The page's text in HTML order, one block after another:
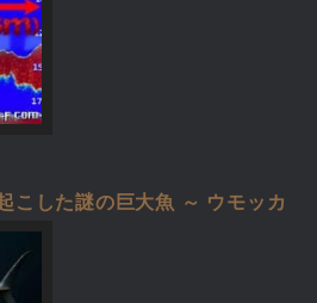
こした謎の巨大魚 ～ ウモッカ